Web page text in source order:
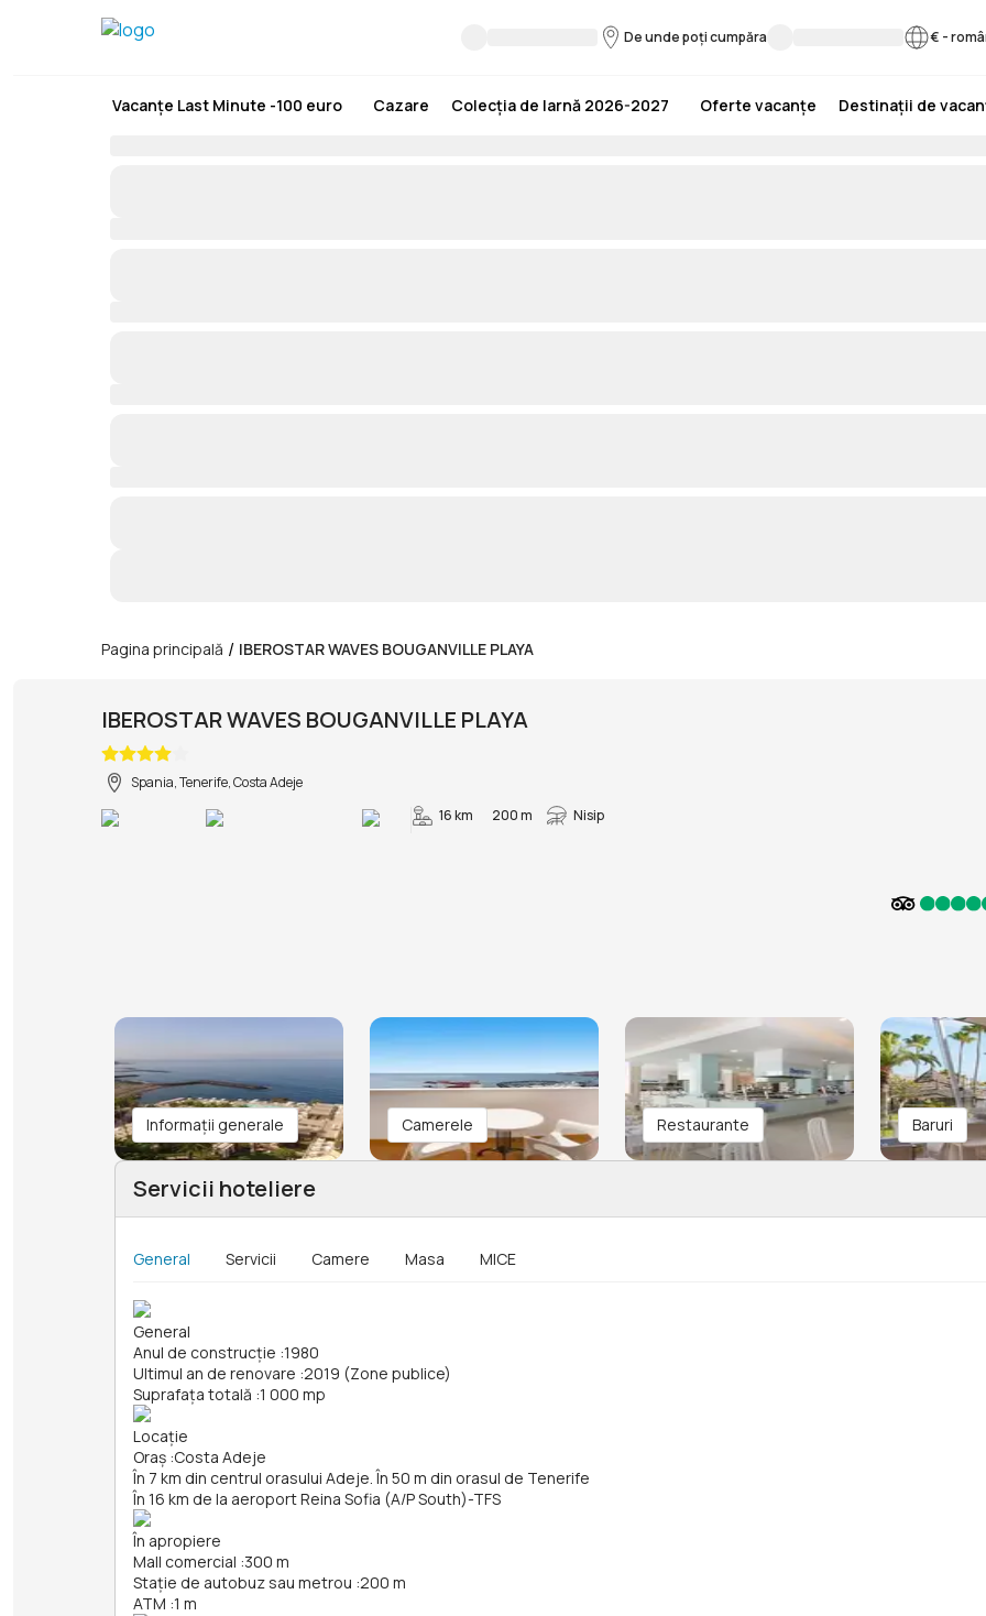
De unde poți cumpăra € -
Vacanțe Last Minute -100 euro Cazare Colecția de Iarnă 2026-2027 Oferte vacanțe Destinații de
Pagina principală / IBEROSTAR WAVES BOUGANVILLE PLAYA
IBEROSTAR WAVES BOUGANVILLE PLAYA
Spania, Tenerife, Costa Adeje
16 km
200 m Nisip
Informații generale Camerele Restaurante Baruri
Servicii hoteliere
General Servicii Camere Masa MICE
General
Anul de construcție :1980
Ultimul an de renovare :2019 (Zone publice)
Suprafața totală :1 000 mp
Locație
Oraș :Costa Adeje
În 7 km din centrul orasului Adeje. În 50 m din orasul de Tenerife
În 16 km de la aeroport Reina Sofia (A/P South)-TFS
În apropiere
Mall comercial :300 m
Stație de autobuz sau metrou :200 m
ATM :1 m